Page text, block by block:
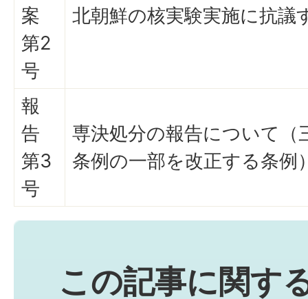
案
第2
号
北朝鮮の核実験実施に抗議
報
告
第3
号
専決処分の報告について（
条例の一部を改正する条例
この記事に関す